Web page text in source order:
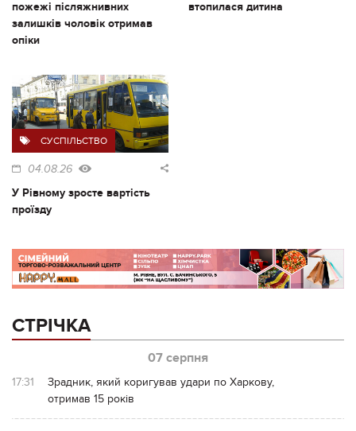
пожежі післяжнивних
залишків чоловік отримав
опіки
втопилася дитина
СУСПІЛЬСТВО
04.08.26
У Рівному зросте вартість
проїзду
СТРІЧКА
07 серпня
17:31
Зрадник, який коригував удари по Харкову,
отримав 15 років